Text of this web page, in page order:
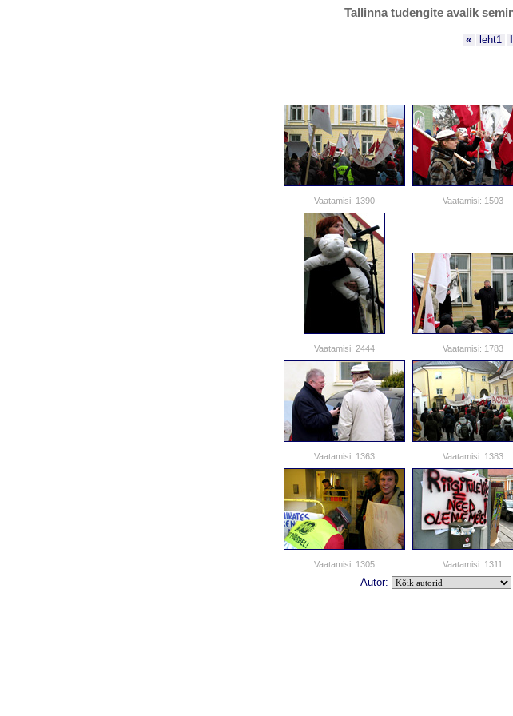
Tallinna tudengite avalik
« leht1
Vaatamisi: 1390 Vaatamisi: 1503
Vaatamisi: 2444 Vaatamisi: 1783
Vaatamisi: 1363 Vaatamisi: 1383
Vaatamisi: 1305 Vaatamisi: 1311
Autor: